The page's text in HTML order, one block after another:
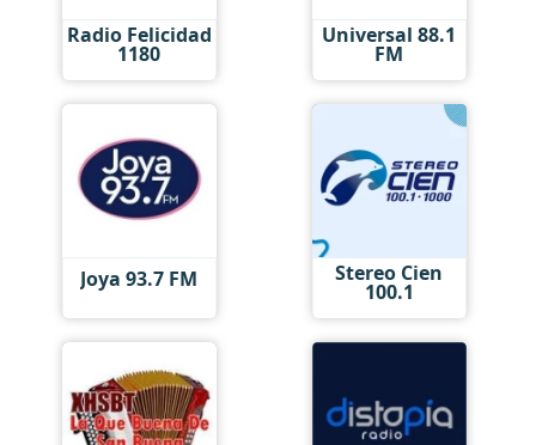
Radio Felicidad
1180
Universal 88.1
FM
Joya 93.7 FM Stereo Cien
100.1